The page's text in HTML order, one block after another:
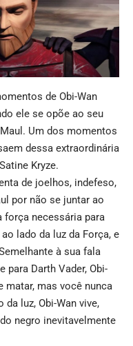
de Obi-Wan
ele se opõe ao seu
Um dos momentos
dessa extraordinária
Kryze.
de joelhos, indefeso,
por não se juntar ao
força necessária para
lado da luz da Força, e
à sua fala
para Darth Vader, Obi-
matar, mas você nunca
da luz, Obi-Wan vive,
negro inevitavelmente